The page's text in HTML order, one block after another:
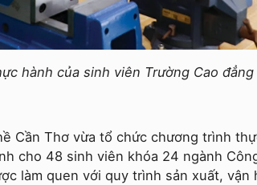
hành của sinh viên Trường Cao đẳng
Cần Thơ vừa tổ chức chương trình
cho 48 sinh viên khóa 24 ngành
làm quen với quy trình sản xuất, vận